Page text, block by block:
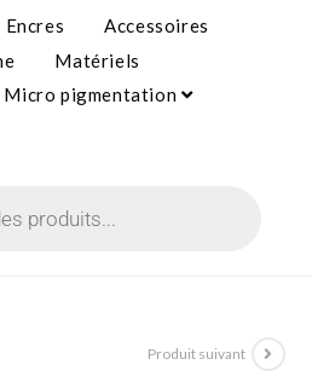
Encres
Accessoires
Matériels
pigmentation
Produit suivant